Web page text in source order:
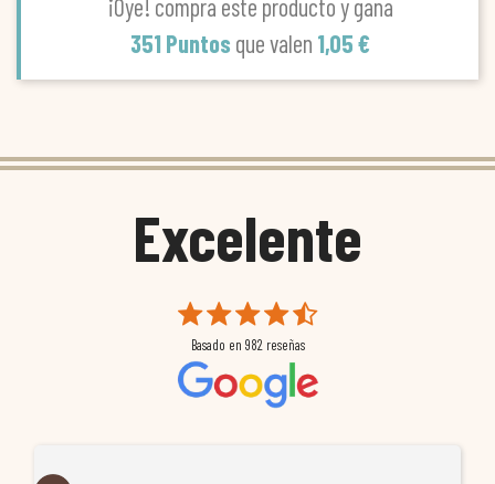
¡Oye! compra este producto y gana
351 Puntos que valen 1,05 €
Excelente
Basado en 982 reseñas